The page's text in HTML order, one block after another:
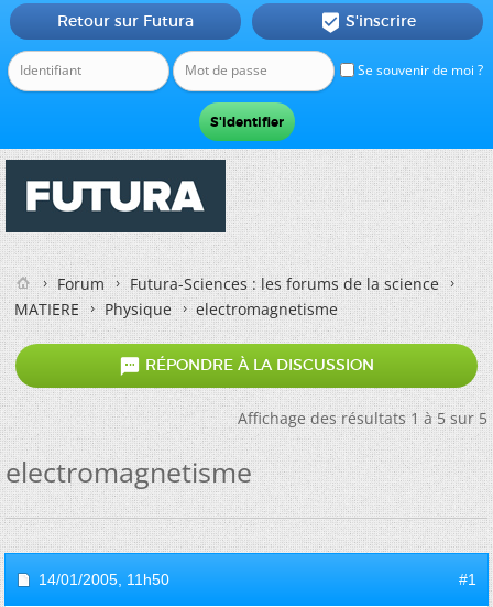
Se souvenir de moi ?
Retour sur Futura  S'inscrire
Forum
Futura-Sciences : les forums de la science
MATIERE
Physique electromagnetisme
 RÉPONDRE À LA DISCUSSION
Affichage des résultats 1 à 5 sur 5
electromagnetisme
14/01/2005, 11h50 #1